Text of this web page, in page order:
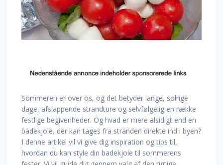
Sommeren er over os, og det betyder lange, solrige
dage, afslappende strandture og selvfølgelig en række
festlige begivenheder. Og hvad er mere alsidigt end en
badekjole, der kan tages fra stranden direkte ind i byen?
I denne artikel vil vi give dig inspiration og tips til,
hvordan du kan style din badekjole til sommerens